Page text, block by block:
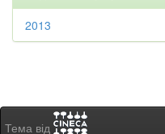
2013
Тема від